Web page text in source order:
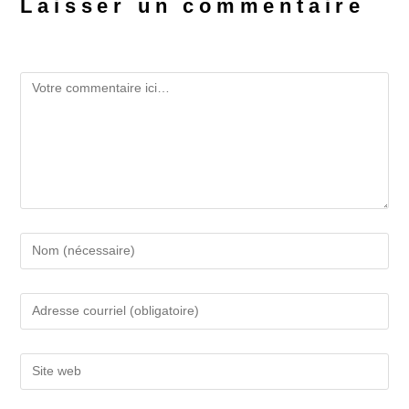
Laisser un commentaire